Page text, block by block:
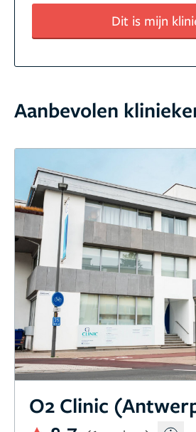
Dit is mijn
Aanbevolen
O2 Clinic